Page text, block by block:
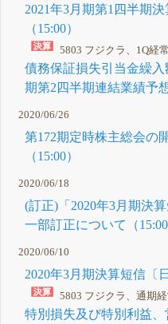
2021年3月期第1四半期
（15:00）
5803 フジクラ、1Q経
債務保証損失引当金繰入
期第2四半期連結業績予
2020/06/26
第172期定時株主総会の
（15:00）
2020/06/18
(訂正)「2020年3月期決
一部訂正について（15:00
2020/06/10
2020年3月期決算短信〔
5803 フジクラ、通期
特別損失及び特別利益